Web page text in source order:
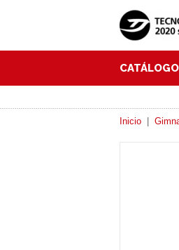
CATÁLOGO
Inicio